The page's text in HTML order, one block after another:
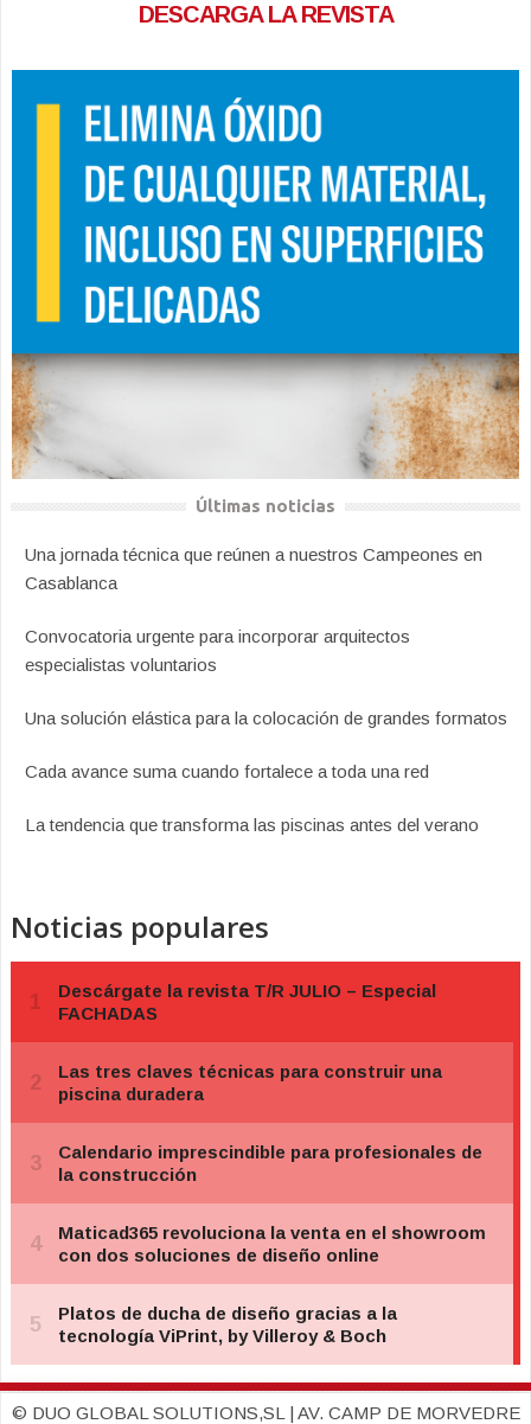
DESCARGA LA REVISTA
Últimas noticias
Una jornada técnica que reúnen a nuestros Campeones en
Casablanca
Convocatoria urgente para incorporar arquitectos
especialistas voluntarios
Una solución elástica para la colocación de grandes formatos
Cada avance suma cuando fortalece a toda una red
La tendencia que transforma las piscinas antes del verano
Noticias populares
© DUO GLOBAL SOLUTIONS,SL | AV. CAMP DE MORVEDRE